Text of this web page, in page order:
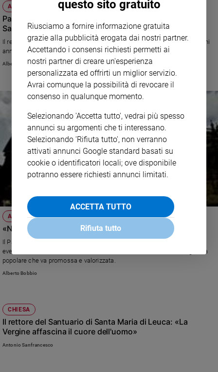
Policy
siamo
Contatti
Pubblicità
Registrati
Redazione
ATTUALITÀ
Padre Enzo Poiana: « Non disprezzate la fede "da
Santuario"»
Il rettore di Sant’Antonio a Padova svela cosa cercano le persone che ogni
anno, a milioni, partecipano ai pellegrinaggi
Alberto Laggia
ATTUALITÀ
«Nei santuari il pellegrino è a casa sua»
Il Papa chiude il Giubileo degli operatori dei pellegrinaggi, primo grande
evento dell'Anno Santo della Misericordia con una lezione sulla religiosità
popolare che va promossa e valorizzata.
Alberto Bobbio
CHIESA
Il rettore del Santuario di Santa Maria di Leuca: «La
Vergine affascina il cuore dell'uomo»
Antonio Sanfrancesco
questo sito gratuito
Riusciamo a fornire informazione gratuita
grazie alla pubblicità erogata dai nostri partner.
Accettando i consensi richiesti permetti ai
nostri partner di creare un'esperienza
personalizzata ed offrirti un miglior servizio.
Avrai comunque la possibilità di revocare il
consenso in qualunque momento.
Selezionando 'Accetta tutto', vedrai più spesso
annunci su argomenti che ti interessano.
Selezionando 'Rifiuta tutto', non verranno
attivati annunci Google standard basati su
cookie o identificatori locali; ove disponibile
potranno essere richiesti annunci limitati.
ACCETTA TUTTO
Rifiuta tutto